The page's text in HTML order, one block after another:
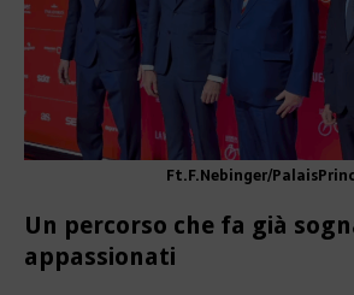
Ft.F.Nebinger/
Un percorso che fa già
appassionati